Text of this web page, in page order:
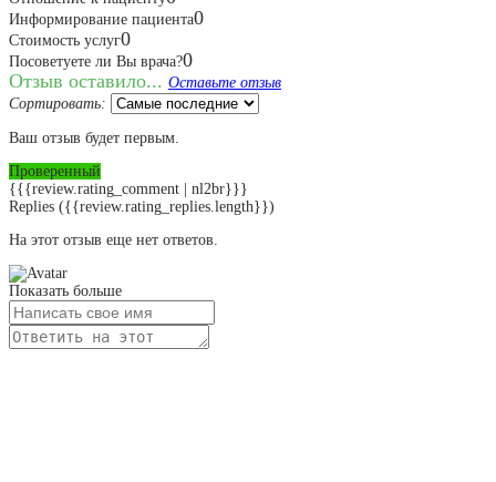
Информирование пациента0
Стоимость услуг0
Посоветуете ли Вы врача?0
Отзыв оставило... Оставьте отзыв
Сортировать:
Ваш отзыв будет первым.
Проверенный
{{{review.rating_comment | nl2br}}}
Replies ({{review.rating_replies.length}})
На этот отзыв еще нет ответов.
Показать больше